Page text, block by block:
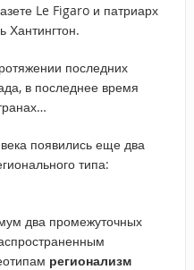
Le Figaro и патриарх
Хантингтон.
последних
в последнее время
появились еще два
типа:
два промежуточных
регионализм